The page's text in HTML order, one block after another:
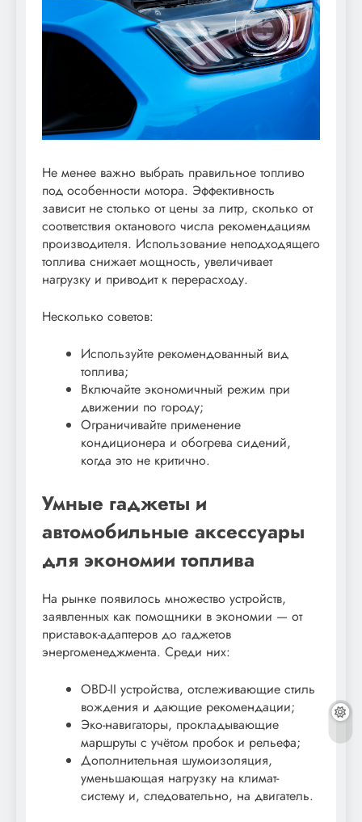
Не менее важно выбрать правильное топливо
под особенности мотора. Эффективность
зависит не столько от цены за литр, сколько от
соответствия октанового числа рекомендациям
производителя. Использование неподходящего
топлива снижает мощность, увеличивает
нагрузку и приводит к перерасходу.
Несколько советов:
Используйте рекомендованный вид
топлива;
Включайте экономичный режим при
движении по городу;
Ограничивайте применение
кондиционера и обогрева сидений,
когда это не критично.
Умные гаджеты и
автомобильные аксессуары
для экономии топлива
На рынке появилось множество устройств,
заявленных как помощники в экономии — от
приставок-адаптеров до гаджетов
энергоменеджмента. Среди них:
OBD-II устройства, отслеживающие стиль
вождения и дающие рекомендации;
Эко-навигаторы, прокладывающие
маршруты с учётом пробок и рельефа;
Дополнительная шумоизоляция,
уменьшающая нагрузку на климат-
систему и, следовательно, на двигатель.